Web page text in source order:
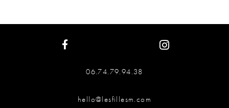
06.74.79.94.38
hello@lesfillesm.com